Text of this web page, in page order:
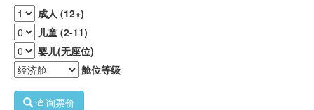
成人 (12+)
儿童 (2-11)
婴儿(无座位)
舱位等级
查询票价